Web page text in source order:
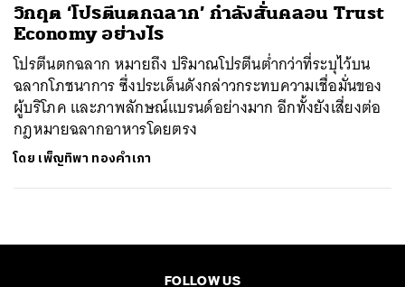
วิกฤต ‘โปรตีนตกฉลาก’ กำลังสั่นคลอน Trust
Economy อย่างไร
โปรตีนตกฉลาก หมายถึง ปริมาณโปรตีนต่ำกว่าที่ระบุไว้บน
ฉลากโภชนาการ ซึ่งประเด็นดังกล่าวกระทบความเชื่อมั่นของ
ผู้บริโภค และภาพลักษณ์แบรนด์อย่างมาก อีกทั้งยังเสี่ยงต่อ
กฎหมายฉลากอาหารโดยตรง
โดย เพ็ญทิพา ทองคำเภา
FOLLOW US